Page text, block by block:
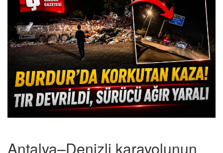
Antalya–Denizli karayolunun